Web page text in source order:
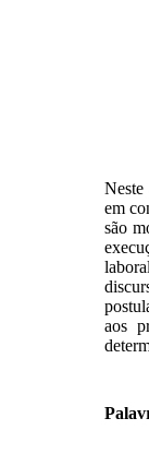
Neste
em
são
aos